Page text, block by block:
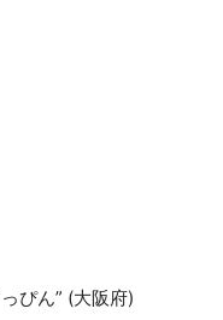
ぴん” (大阪府)